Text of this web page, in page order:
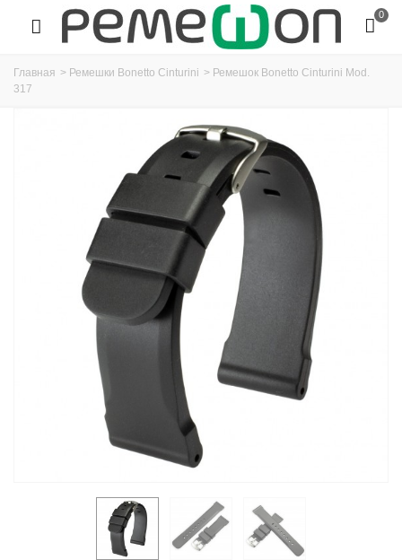
0
Главная > Ремешки Bonetto Cinturini > Ремешок Bonetto Cinturini Mod.
317